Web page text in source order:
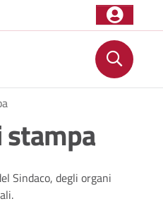
stampa
Sindaco, degli organi